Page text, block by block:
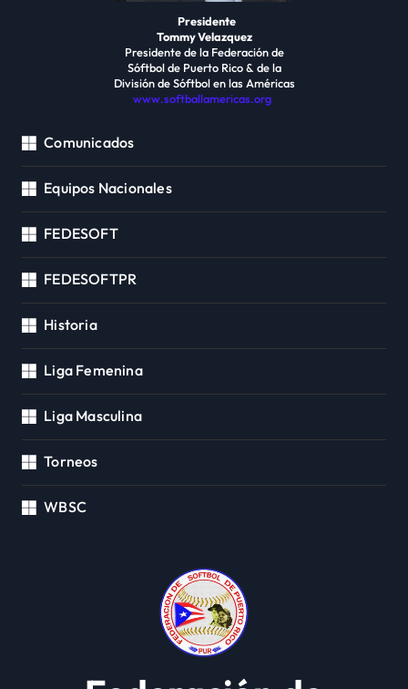
Presidente
Tommy Velazquez
Presidente de la Federación de
Sóftbol de Puerto Rico & de la
División de Sóftbol en las Américas
www.softballamericas.org
Comunicados
Equipos Nacionales
FEDESOFT
FEDESOFTPR
Historia
Liga Femenina
Liga Masculina
Torneos
WBSC